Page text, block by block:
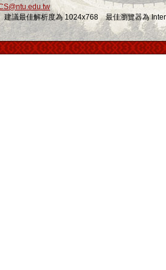
議最佳解析度為 1024x768 最佳瀏覽器為